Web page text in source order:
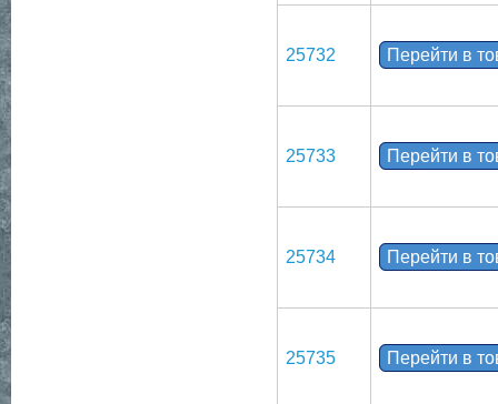
25732 Перейти в
25733 Перейти в
25734 Перейти в
25735 Перейти в